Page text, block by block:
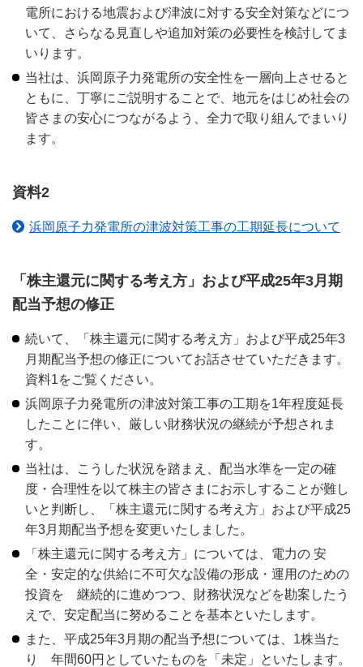
電所における地震および津波に対する安全対策などにつ
いて、さらなる見直しや追加対策の必要性を検討してま
いります。
当社は、浜岡原子力発電所の安全性を一層向上させると
ともに、丁寧にご説明することで、地元をはじめ社会の
皆さまの安心につながるよう、全力で取り組んでまいり
ます。
資料2
浜岡原子力発電所の津波対策工事の工期延長について
「株主還元に関する考え方」および平成25年3月期
配当予想の修正
続いて、「株主還元に関する考え方」および平成25年3
月期配当予想の修正についてお話させていただきます。
資料1をご覧ください。
浜岡原子力発電所の津波対策工事の工期を1年程度延長
したことに伴い、厳しい財務状況の継続が予想されま
す。
当社は、こうした状況を踏まえ、配当水準を一定の確
度・合理性を以て株主の皆さまにお示しすることが難し
いと判断し、「株主還元に関する考え方」および平成25
年3月期配当予想を変更いたしました。
「株主還元に関する考え方」については、電力の 安
全・安定的な供給に不可欠な設備の形成・運用のための
投資を 継続的に進めつつ、財務状況などを勘案したう
えで、安定配当に努めることを基本といたします。
また、平成25年3月期の配当予想については、1株当た
り 年間60円としていたものを「未定」といたします。